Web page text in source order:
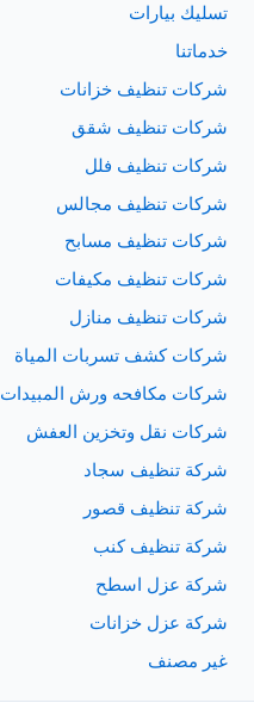
تسليك بيارات
خدماتنا
شركات تنظيف خزانات
شركات تنظيف شقق
شركات تنظيف فلل
شركات تنظيف مجالس
شركات تنظيف مسابح
شركات تنظيف مكيفات
شركات تنظيف منازل
شركات كشف تسربات المياة
شركات مكافحه ورش المبيدات
شركات نقل وتخزين العفش
شركة تنظيف سجاد
شركة تنظيف قصور
شركة تنظيف كنب
شركة عزل اسطح
شركة عزل خزانات
غير مصنف